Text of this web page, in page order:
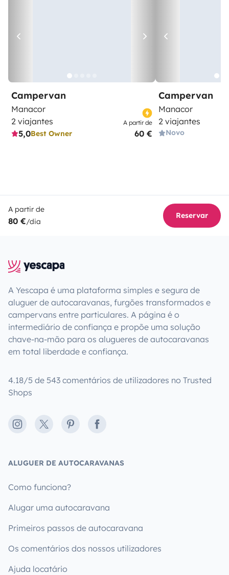
Campervan
Manacor
2 viajantes
5,0Best Owner
A partir de
60 €
Campervan
Manacor
2 viajantes
Novo
A partir de
80 €/dia
Reservar
A Yescapa é uma plataforma simples e segura de
aluguer de autocaravanas, furgões transformados e
campervans entre particulares. A página é o
intermediário de confiança e propõe uma solução
chave-na-mão para os alugueres de autocaravanas
em total liberdade e confiança.
4.18/5 de 543 comentários de utilizadores no Trusted
Shops
Instagram
X PinterestFacebook
ALUGUER DE AUTOCARAVANAS
Como funciona?
Alugar uma autocaravana
Primeiros passos de autocaravana
Os comentários dos nossos utilizadores
Ajuda locatário